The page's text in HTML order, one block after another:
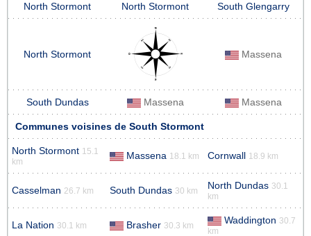
North Stormont North Stormont South Glengarry
North Stormont Massena
South Dundas Massena Massena
Communes voisines de South Stormont
North Stormont 15.1
km
Massena 18.1 km Cornwall 18.9 km
Casselman 26.7 km South Dundas 30 km North Dundas 30.1
km
La Nation 30.1 km Brasher 30.3 km Waddington 30.7
km